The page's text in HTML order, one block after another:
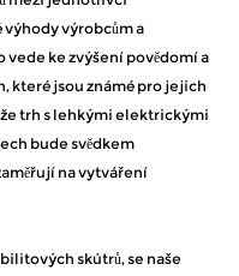
výrobcům a
ke zvýšení povědomí a
které jsou známé pro jejich
trh s lehkými elektrickými
bude svědkem
na vytváření
skútrů, se naše